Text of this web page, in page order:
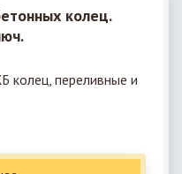
колец.
колец, переливные и